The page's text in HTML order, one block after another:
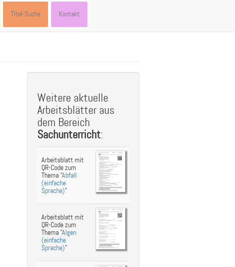
Titel-Suche Kontakt
Share
Weitere aktuelle
Arbeitsblätter aus
dem Bereich
Sachunterricht:
Arbeitsblatt mit
QR-Code zum
Thema "Abfall
(einfache
Sprache)"
Arbeitsblatt mit
QR-Code zum
Thema "Algen
(einfache
Sprache)"